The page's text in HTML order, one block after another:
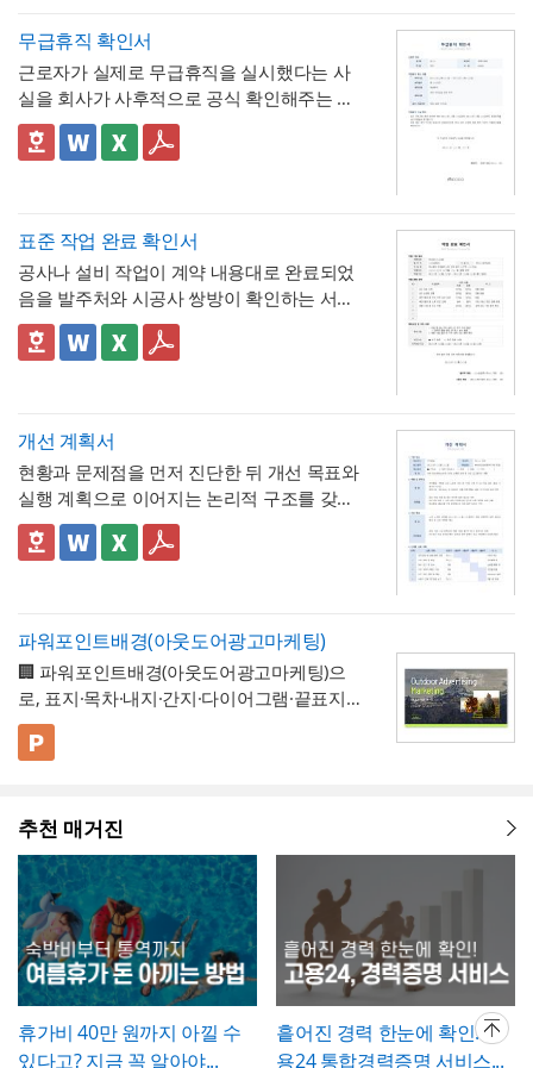
며칠에 해당하는지"를 신청서 자체에서 바로
계산·검증 가능
- 사용시간을 "14:00~16:00(총 2시간)"처럼
시작·종료 시각과 총 시간을 함께 기재하도록
해, 반차보다 세분화된 시간 단위로 병원 진
료, 관공서 방문 등 짧은 용무에 유연하게 대
응
- "회사의 소정근로시간에 따라 차감기준은
달라질 수 있음"이라는 단서를 명시해, 하루 8
시간 근무가 아닌 사업장에서도 환산 기준을
조정해 적용할 수 있음을 안내
- 업무 특이사항란을 별도로 두어, 시간단위
연차 사용으로 인해 발생할 수 있는 업무 공백
표에 제시된 환산 기준은 1일 8시간(주 40시
간) 근무를 전제로 한 것이므로,소정근로시간
이 다른 사업장이라면 이 기준을 그대로 적용
근로시간이 7시간인 사업장이라면 1시간당
을 기준으로 별도의 환산표를 마련해두는 것
이 정확합니다. 또한 법정 연차휴가는 원칙적
으로 1일 단위 사용이 기본이며, 시간단위 사
용은 법적 의무사항이 아니라 회사가 취업규
칙 등을 통해 자율적으로 도입하는 제도이므
무급휴직 확인서
근로자가 실제로 무급휴직을 실시했다는 사
실을 회사가 사후적으로 공식 확인해주는 증
명서입니다. 휴직원(신청서)이 사전 승인 절차
를 위한 문서라면, 이 확인서는 이미 실시된
📣 이 서식의 구성 특징
한눈에 확인할 수 있도록 함
2. "급여 지급여부 : 무급(급여 미지급)"이라는
항목을 별도로 명시해, 이 휴직이 유급이 아닌
무급으로 처리되었음을 문서상 명확히 못박
음
3. "회사 내부 규정에 따른 휴직 기준이 적용
되었음을 확인한다"는 문구로, 이 무급휴직이
임의가 아니라 회사의 정식 내부 규정 절차를
거쳐 승인·실시되었음을 명시
4. 확인자(경영지원팀 담당자)의 서명과 회사
직인으로 마무리해, 근로자가 이 문서를 대외
무급휴직 확인서는
히 계산해 기재하는 것이 가장 중요합니다. 휴
직 시작일과 종료일을 실제 승인된 휴직원 내
실제 일수를 정확히 세어 기재해야 이후 급여
정" 등 적정 수준으로 기재하는 것이 일반적이
며, 필요한 경우에만 구체적인 사유를 명시하
는 것이 좋습니다. 이 확인서를 발급한 이후에
는 반드시 4대보험 관련 신고(납부예외 신청
등)가 함께 이루어졌는지 확인하고, 급여대장
표준 작업 완료 확인서
공사나 설비 작업이 계약 내용대로 완료되었
음을 발주처와 시공사 쌍방이 확인하는 서식
입니다. 작업항목별로 계획 수량과 완료 수량
을 나란히 대조하고, 하자 여부와 하자보증기
증할 수 있는 것이 특징입니다.
✅ 계획 대비 완료 수량 검증 및 하자 확인 관
다면 반드시 비고란에 그 사유(예 : 설계 변경,
현장 여건상 수량 조정 등)를 구체적으로 기재
해야 하며, 임의로 수량을 맞춰 기재하는 일이
없도록 해야 합니다. 하자여부를 "하자 없
음"으로 확인하는 경우에도 하자보증기간 내
에 새로운 하자가 발견될 수 있으므로, 이 확
두 명확히 인지하고 있어야 합니다.
💡 작성 팁
작업 완료 확인서는계획과 완료의 정확한 대
조가 가장 중요 하므로, 현장 실사를 통해 실제
완료된 개소·수량을 정확히 확인한 뒤 계획 수
고란에 그 사유를 구체적으로 남겨, 나중에 왜
수량 차이가 발생했는지 근거를 확인할 수 있
도록 하는 것이 중요합니다. 특이사항란에는
배선 등)과 그에 대한 처리 결과를 함께 기록
랍니다. 하자여부는 실제 현장 점검 결과에 따
용을 구체적으로 기재해 향후 보수 책임의 근
거로 삼을 수 있도록 하는 것이 좋습니다. 마
지막으로 발주처와 시공사 양측의 서명은 실
제 현장 검수에 참여한 담당자가 직접 하도록
하여, 이 확인서가 형식적 서류가 아니라 실질
적인 검증을 거친 문서로서의 효력을 갖도록
관리하시기 바랍니다.
개선 계획서
현황과 문제점을 먼저 진단한 뒤 개선 목표와
실행 계획으로 이어지는 논리적 구조를 갖춘
업무 개선 보고서입니다. 개선분야를 IT·전산,
업무 프로세스, 안전, 품질 등으로 체크박스
👔 이 서식의 구성 특징
개선 과제를 하나의 표준 양식으로 통일 관리
가능
- 현황 및 문제점 섹션을 현황과 문제점으로
나누어 구성해, 단순 현상 나열이 아니라
개선이 필요한지 논리적 인과관계를 명확히
제시
- 개선 목표와 기대효과를 구분해, 무엇을 이
룰 것인지(목표)와 그 결과 무엇이 좋아지는지
(효과)를 별도로 서술함으로써 보고받는 결재
권자가
- 단계별 실행 계획표에 담당자와 주차별 일정
(0월0주~0월0주)을 매트릭스 형태로 배치해,
측면에서도 함께 검토
💡 작성 팁
개선 계획서는 현황과 문제점을 최대한 구체
적인 수치로 제시하는 것이 설득력의 핵심
입
니다. "노후화되었다", "느리다"처럼 막연한
표현 대신 실제 사용연수, 장애 발생 빈도, 소
요 시간 등 정량적 근거를 제시하면 개선의 필
요성이 훨씬 명확하게 전달됩니다. 개선 목표
는 문제점에서 언급한 리스크가 해소되는 방
파워포인트배경(아웃도어광고마케팅)
🏢 파워포인트배경(아웃도어광고마케팅)으
로, 표지·목차·내지·간지·다이어그램·끝표지로
구성된 비즈니스 프레젠테이션 템플릿입니
다. 블랙 배경과 강렬한 라임그린 포인트 컬러
보를 전달할 수 있도록 디자인되었습니다. 내
지는 깔끔한 그레이 톤으로 정리되어 있어 복
잡한 내용도 가독성 있게 담을 수 있으며, 아
웃도어 광고 마케팅 제안서부터 미디어 매체
소개서, 광고 캠페인 기획안, 브랜드 마케팅
전략서까지 다양한 문서를 보기 쉽게 제작할
수 있습니다. 광고대행사의 옥외광고 매체 소
개, 브랜드의 캠페인 기획 발표, 마케팅 대행
제안, 미디어 플래닝 보고 자료 등 실무에 필
💡 사용 꿀팁
케팅 대행 제안서 등으로 다양하게 활용할 수
있습니다.
▪️ 다이어그램 페이지를 활용하면 캠페인 진행
프로세스, 매체 집행 일정, 성과 지표 등을 한
눈에 보기 쉽게 정리할 수 있습니다.
▪️ 문구와 이미지 교체만으로 옥외광고 매체 제
안서, 브랜드 마케팅 전략서, 광고 실적 보고
자료 등 다양한 주제로 응용 가능합니다.
▪️ 블랙&라임그린의 강렬한 컬러 대비 덕분에
발표 자료를 만들 때 감각적이고 임팩트 있는
인상을 남길 수 있습니다.
* 해당 템플릿에 사용된 폰트는 [ Cafe24 PRO
Slim Max ] 입니다.
추천 매거진
휴가비 40만 원까지 아낄 수
있다고? 지금 꼭 알아야...
흩어진 경력 한눈에 확인! 고
용24 통합경력증명 서비스...